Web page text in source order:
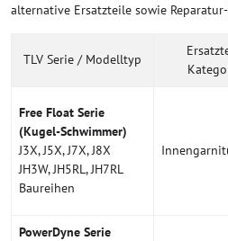
alternative Ersatzteile sowie
TLV Serie / Modelltyp
Free Float Serie
(Kugel-Schwimmer)
J3X, J5X, J7X, J8X
JH3W, JH5RL, JH7RL
Baureihen
PowerDyne Serie